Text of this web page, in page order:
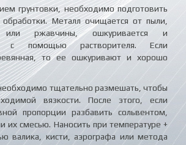
грунтовки, необходимо подготовить
обработки. Металл очищается от пыли,
ржавчины, ошкуривается и
с помощью растворителя. Если
то ее ошкуривают и хорошо
тщательно размешать, чтобы
вязкости. После этого, если
пропорции разбавить сольвентом,
их смесью. Наносить при температуре +
валика, кисти, аэрографа или метода